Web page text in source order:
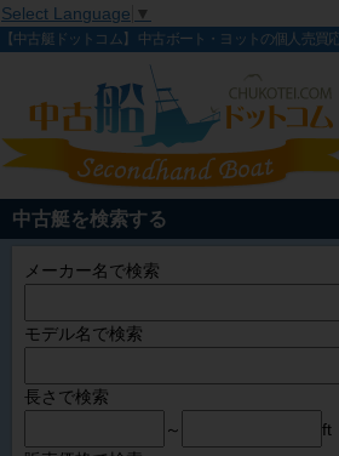
Select Language ▼
【中古艇ドットコム】 中古ボート・ヨットの個人売買
中古艇を検索する
メーカー名で検索
モデル名で検索
長さで検索
～
ft